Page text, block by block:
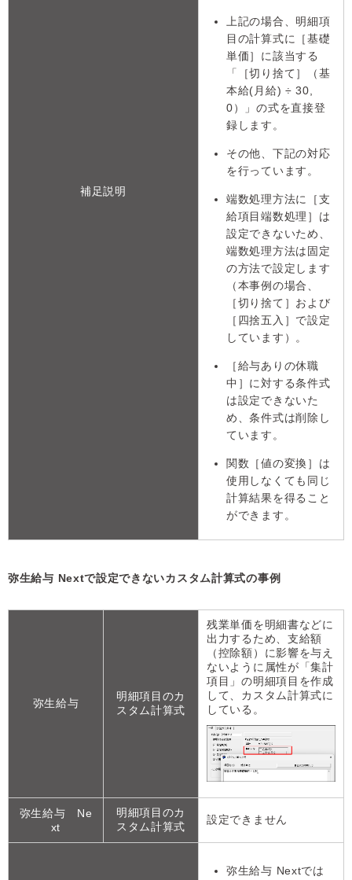
補足説明
上記の場合、明細項
目の計算式に［基礎
単価］に該当する
「［切り捨て］（基
本給(月給) ÷ 30,
0）」の式を直接登
録します。
その他、下記の対応
を行っています。
端数処理方法に［支
給項目端数処理］は
設定できないため、
端数処理方法は固定
の方法で設定します
（本事例の場合、
［切り捨て］および
［四捨五入］で設定
しています）。
［給与ありの休職
中］に対する条件式
は設定できないた
め、条件式は削除し
ています。
関数［値の変換］は
使用しなくても同じ
計算結果を得ること
ができます。
弥生給与 Nextで設定できないカスタム計算式の事例
弥生給与
明細項目のカ
スタム計算式
残業単価を明細書などに
出力するため、支給額
（控除額）に影響を与え
ないように属性が「集計
項目」の明細項目を作成
して、カスタム計算式に
している。
弥生給与 Ne
xt
明細項目のカ
スタム計算式
設定できません
弥生給与 Nextでは